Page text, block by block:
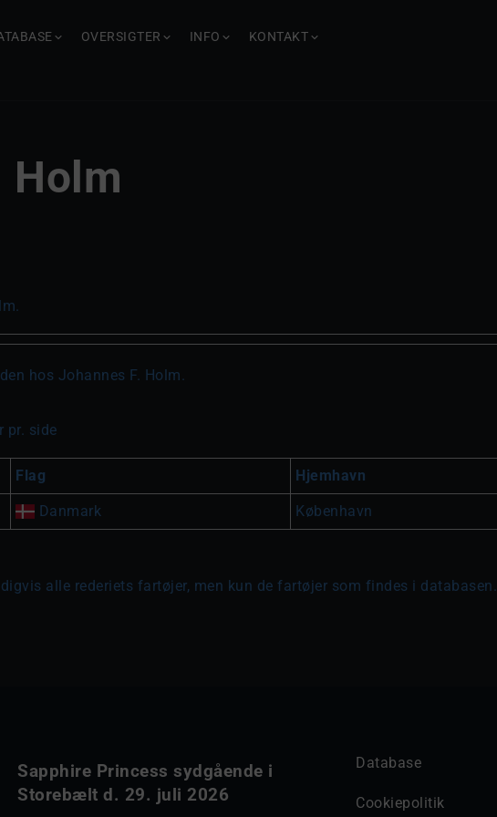
OVERSIGTER INFO KONTAKT
Holm
hos Johannes F. Holm.
pr. side
Flag Hjemhavn
Danmark København
alle rederiets fartøjer, men kun de fartøjer som findes i databasen.
Sapphire Princess sydgående i
Storebælt d. 29. juli 2026
Database
Cookiepolitik